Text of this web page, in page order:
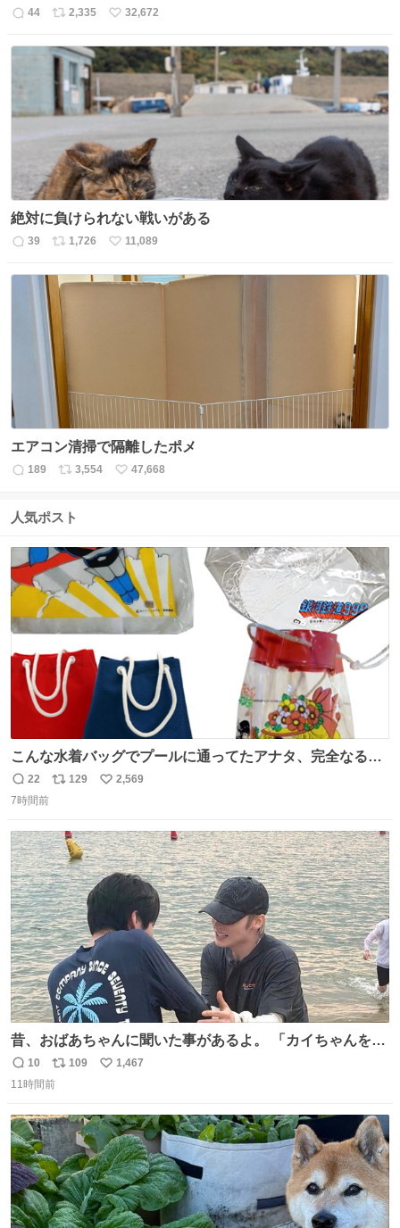
返
数
44
リ
ス
ト
数
2,335
い
ね
数
32,672
絶対に負けられない戦いがある
返
39
リ
ス
ト
数
1,726
い
ね
11,089
エアコン清掃で隔離したポメ
返
数
189
リ
ス
数
3,554
い
47,668
人気ポスト
こんな水着バッグでプールに通ってたアナタ、完全なる同
世代（笑） #70年代 #80年代 #昭和レトロ
返
信
22
リ
ト
数
129
い
数
2,569
7時間前
昔、おばあちゃんに聞いた事があるよ。 「カイちゃんをい
じめると、アイツが海から上がって来るぞ。」って。
返
信
10
リ
ポ
ト
数
109
い
数
1,467
11時間前